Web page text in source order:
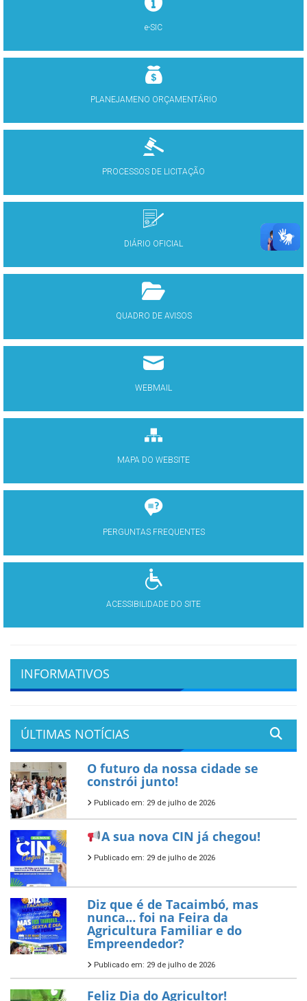
e-SIC
PLANEJAMENO ORÇAMENTÁRIO
PROCESSOS DE LICITAÇÃO
DIÁRIO OFICIAL
QUADRO DE AVISOS
WEBMAIL
MAPA DO WEBSITE
PERGUNTAS FREQUENTES
ACESSIBILIDADE DO SITE
INFORMATIVOS
ÚLTIMAS NOTÍCIAS
O futuro da nossa cidade se
constrói junto!
Publicado em: 29 de julho de 2026
A sua nova CIN já chegou!
Publicado em: 29 de julho de 2026
Diz que é de Tacaimbó, mas
nunca… foi na Feira da
Agricultura Familiar e do
Empreendedor?
Publicado em: 29 de julho de 2026
Feliz Dia do Agricultor!